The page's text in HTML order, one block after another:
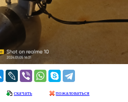
скачать пожаловаться